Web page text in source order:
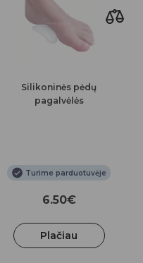
Silikoninės pėdų
pagalvėlės
Turime parduotuvėje
6.50€
Plačiau